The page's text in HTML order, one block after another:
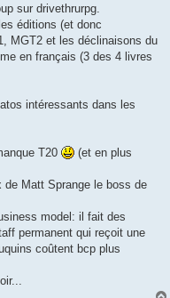
sur drivethrurpg.
éditions (et donc
MGT2 et les déclinaisons du
en français (3 des 4 livres
intéressants dans les
T20
(et en plus
Matt Sprange le boss de
model: il fait des
permanent qui reçoit une
coûtent bcp plus